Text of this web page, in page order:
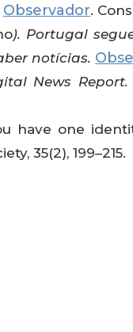
Observador.
). Portugal
notícias.
News Report.
have one
35(2), 199–215.